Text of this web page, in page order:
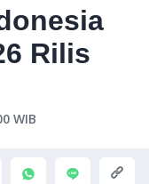
Rilis
WIB